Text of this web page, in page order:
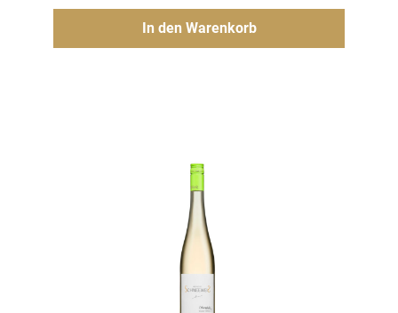
Preis
war:
Preis
ist:
In den Warenkorb
Hinzufügen